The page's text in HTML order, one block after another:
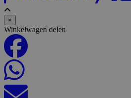
×
Winkelwagen delen